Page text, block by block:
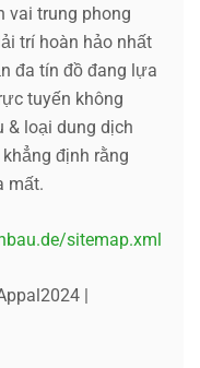
vai trung phong
trí hoàn hảo nhất
đa tín đồ đang lựa
tuyến không
loại dung dịch
khẳng định rằng
mất.
sitemap.xml
|